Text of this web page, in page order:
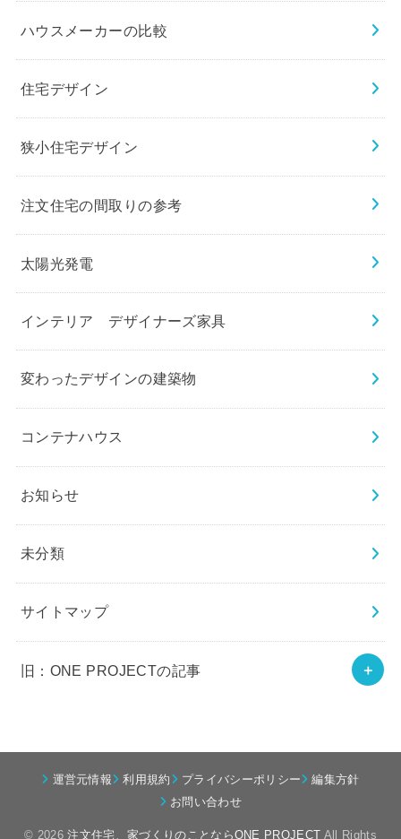
ハウスメーカーの比較
住宅デザイン
狭小住宅デザイン
注文住宅の間取りの参考
太陽光発電
インテリア デザイナーズ家具
変わったデザインの建築物
コンテナハウス
お知らせ
未分類
サイトマップ
旧：ONE PROJECTの記事
運営元情報 利用規約 プライバシーポリシー
編集方針
お問い合わせ
© 2026注文住宅、家づくりのことならONE PROJECT All Rights